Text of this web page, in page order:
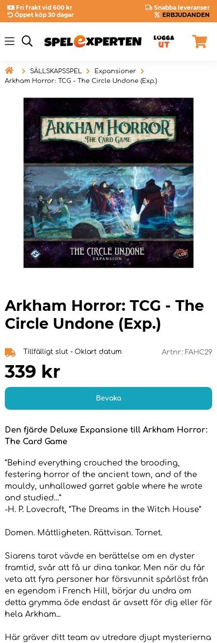
Fri frakt vid 600 kr
Snabba leveranser
Öppet köp 30 dagar
ERBJUDANDEN
 SÄLLSKAPSSPEL
Expansioner
Arkham Horror: TCG - The Circle Undone (Exp.)
Arkham Horror: TCG - The
Circle Undone (Exp.)
Tillfälligt slut - Oklart datum Artnr: FAHC29
339 kr
Bevaka
Den fjärde Deluxe Expansione till Arkham Horror:
The Card Game
“Behind everything crouched the brooding,
festering horror of the ancient town, and of the
mouldy, unhallowed garret gable where he wrote
and studied…”
-H. P. Lovecraft, “The Dreams in the Witch House”
Domen. Måttligheten. Rättvisan. Tornet.
Siarens tarot vävde en berättelse om en dyster
framtid, svår att få ur dina tankar. Men när du får
veta att fyra personer har försvunnit spårlöst från
en egendom i French Hill, börjar du undra om
detta grymma öde endast är avsett för dig eller för
hela Arkham...
Här gräver ditt team av utredare djupt mysterierna